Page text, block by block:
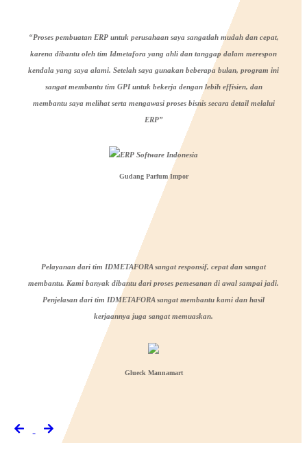
“Proses pembuatan ERP untuk perusahaan saya sangatlah mudah dan cepat,
karena dibantu oleh tim Idmetafora yang ahli dan tanggap dalam merespon
kendala yang saya alami. Setelah saya gunakan beberapa bulan, program ini
sangat membantu tim GPI untuk bekerja dengan lebih effisien, dan
membantu saya melihat serta mengawasi proses bisnis secara detail melalui
ERP”
Gudang Parfum Impor
Pelayanan dari tim IDMETAFORA sangat responsif, cepat dan sangat
membantu. Kami banyak dibantu dari proses pemesanan di awal sampai jadi.
Penjelasan dari tim IDMETAFORA sangat membantu kami dan hasil
kerjaannya juga sangat memuaskan.
Glueck Mannamart